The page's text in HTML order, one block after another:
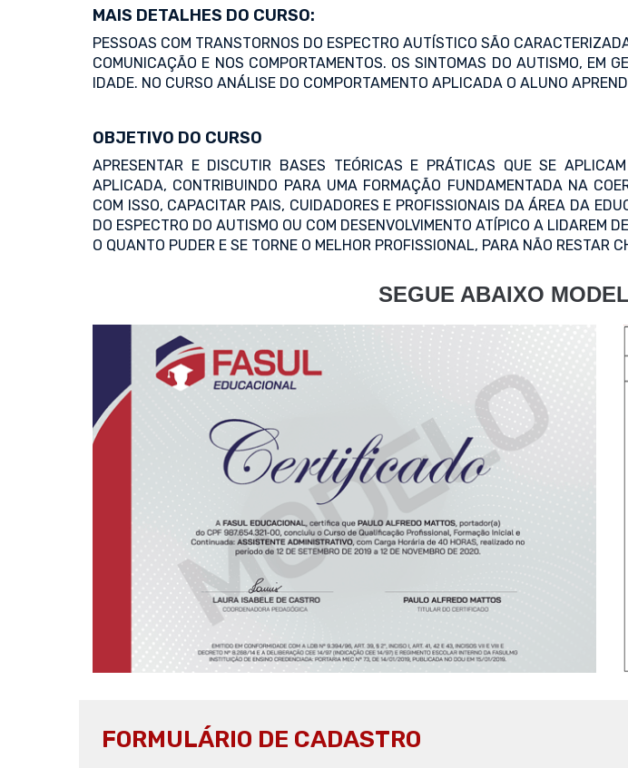
MAIS DETALHES DO CURSO:
PESSOAS COM TRANSTORNOS DO ESPECTRO AUTÍSTICO SÃO
COMUNICAÇÃO E NOS COMPORTAMENTOS. OS SINTOMAS DO AUTISMO, EM
IDADE. NO CURSO ANÁLISE DO COMPORTAMENTO APLICADA O ALUNO
OBJETIVO DO CURSO
APRESENTAR E DISCUTIR BASES TEÓRICAS E PRÁTICAS QUE SE
APLICADA, CONTRIBUINDO PARA UMA FORMAÇÃO FUNDAMENTADA NA
COM ISSO, CAPACITAR PAIS, CUIDADORES E PROFISSIONAIS DA ÁREA DA
DO ESPECTRO DO AUTISMO OU COM DESENVOLVIMENTO ATÍPICO A LIDAREM
O QUANTO PUDER E SE TORNE O MELHOR PROFISSIONAL, PARA NÃO RESTAR
SEGUE ABAIXO
FORMULÁRIO DE CADASTRO